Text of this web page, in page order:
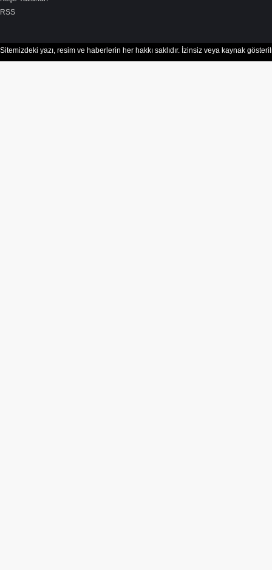
RSS
Sitemizdeki yazı, resim ve haberlerin her hakkı saklıdır. İzinsiz veya kaynak